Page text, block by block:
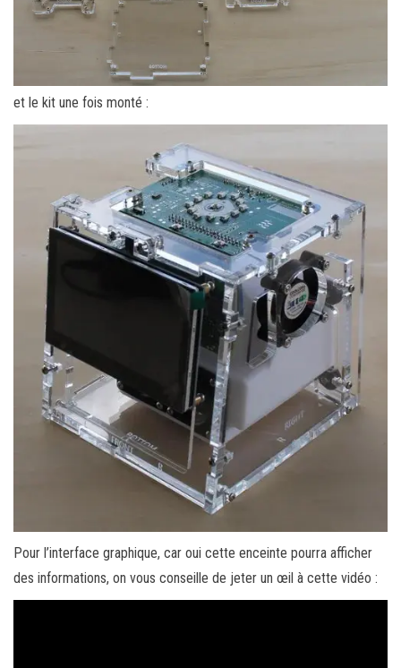
et le kit une fois monté :
Pour l’interface graphique, car oui cette enceinte pourra afficher
des informations, on vous conseille de jeter un œil à cette vidéo :